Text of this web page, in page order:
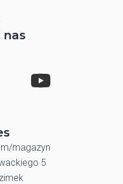
nas
magazyn
5